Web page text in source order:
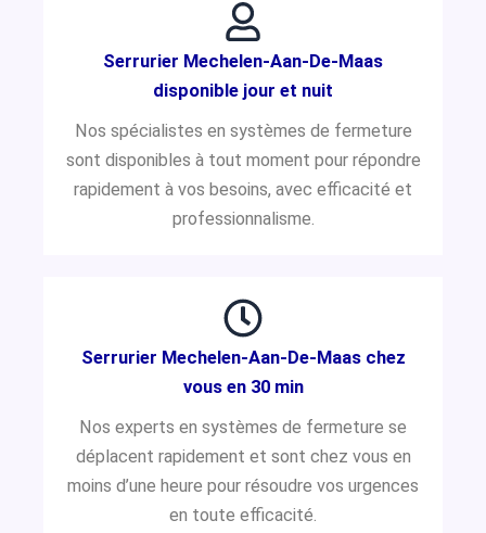
Serrurier Mechelen-Aan-De-Maas
disponible jour et nuit
Nos spécialistes en systèmes de fermeture
sont disponibles à tout moment pour répondre
rapidement à vos besoins, avec efficacité et
professionnalisme.
Serrurier Mechelen-Aan-De-Maas chez
vous en 30 min
Nos experts en systèmes de fermeture se
déplacent rapidement et sont chez vous en
moins d’une heure pour résoudre vos urgences
en toute efficacité.